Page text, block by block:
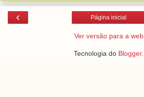
‹ Página inicial
Ver versão para a web
Tecnologia do Blogger.